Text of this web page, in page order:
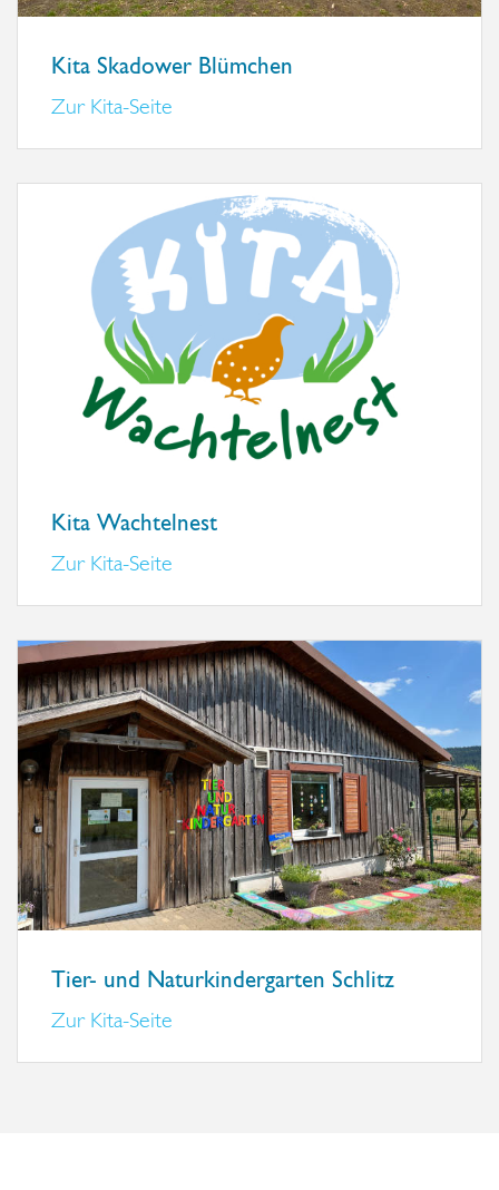
Kita Skadower Blümchen
Zur Kita-Seite
Kita Wachtelnest
Zur Kita-Seite
Tier- und Naturkindergarten Schlitz
Zur Kita-Seite